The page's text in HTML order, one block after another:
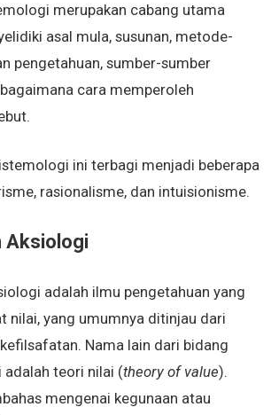
merupakan cabang utama
asal mula, susunan, metode-
pengetahuan, sumber-sumber
cara memperoleh
ini terbagi menjadi beberapa
rasionalisme, dan intuisionisme.
Aksiologi
adalah ilmu pengetahuan yang
nilai, yang umumnya ditinjau dari
Nama lain dari bidang
adalah teori nilai (theory of value).
mengenai kegunaan atau